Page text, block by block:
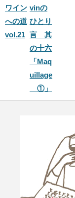
ワイン
への道
vol.21
vinの
ひとり
言 其
の十六
「Maq
uillage
①」